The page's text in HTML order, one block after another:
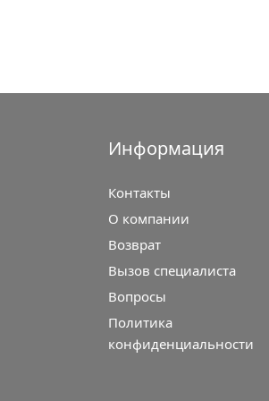
Информация
Контакты
О компании
Возврат
Вызов специалиста
Вопросы
Политика
конфиденциальности